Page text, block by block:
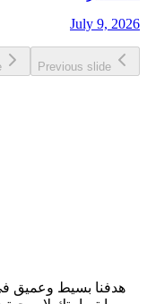
July 9, 2026
Previous slide